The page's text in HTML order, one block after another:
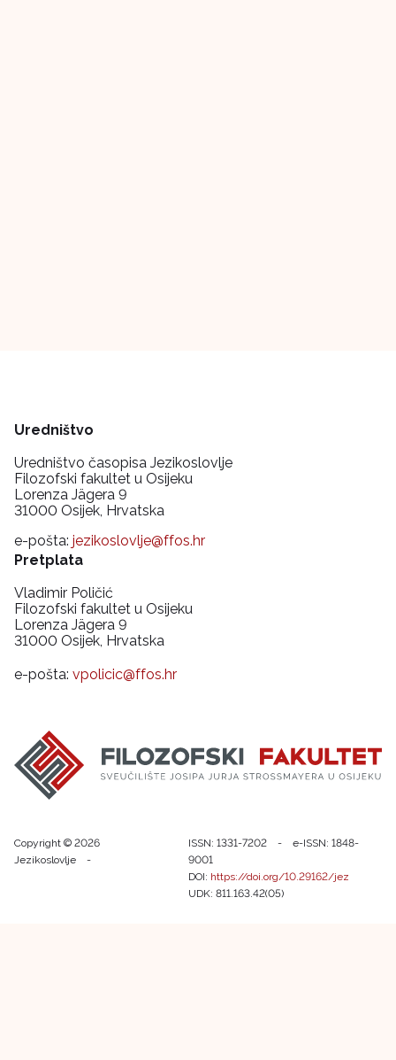
Uredništvo
Uredništvo časopisa Jezikoslovlje
Filozofski fakultet u Osijeku
Lorenza Jägera 9
31000 Osijek, Hrvatska
e-pošta: jezikoslovlje@ffos.hr
Pretplata
Vladimir Poličić
Filozofski fakultet u Osijeku
Lorenza Jägera 9
31000 Osijek, Hrvatska
e-pošta: vpolicic@ffos.hr
Copyright © 2026
Jezikoslovlje -
ISSN: 1331-7202 - e-ISSN: 1848-
9001
DOI: https://doi.org/10.29162/jez
UDK: 811.163.42(05)